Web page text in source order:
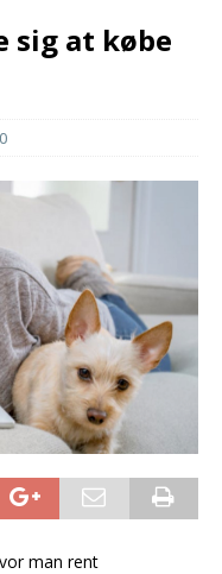
sig at købe
0
man rent